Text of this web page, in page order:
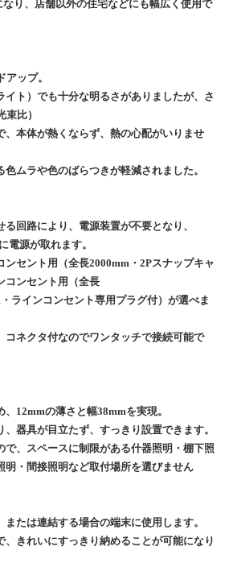
り、店舗以外の住宅などにも幅広く使用で
アップ。
イト）でも十分な明るさがありましたが、さ
比）
、本体が熱くならず、熱の心配がいりませ
色ムラや色のばらつきが軽減されました。
る回路により、電源装置が不要となり、
電源が取れます。
ンセント用（全長2000mm・2Pスナップキャ
コンセント用（全長
ラインコンセント専用プラグ付）が選べま
コネクタ付なのでワンタッチで接続可能で
、12mmの薄さと幅38mmを実現。
、器具が目立たず、すっきり設置できます。
で、スペースに制限がある什器照明・棚下照
明・間接照明など取付場所を選びません
または連結する場合の端末に使用します。
、きれいにすっきり納めることが可能になり